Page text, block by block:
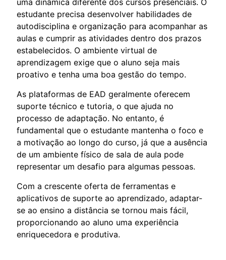
uma dinâmica diferente dos cursos presenciais. O
estudante precisa desenvolver habilidades de
autodisciplina e organização para acompanhar as
aulas e cumprir as atividades dentro dos prazos
estabelecidos. O ambiente virtual de
aprendizagem exige que o aluno seja mais
proativo e tenha uma boa gestão do tempo.
As plataformas de EAD geralmente oferecem
suporte técnico e tutoria, o que ajuda no
processo de adaptação. No entanto, é
fundamental que o estudante mantenha o foco e
a motivação ao longo do curso, já que a ausência
de um ambiente físico de sala de aula pode
representar um desafio para algumas pessoas.
Com a crescente oferta de ferramentas e
aplicativos de suporte ao aprendizado, adaptar-
se ao ensino a distância se tornou mais fácil,
proporcionando ao aluno uma experiência
enriquecedora e produtiva.